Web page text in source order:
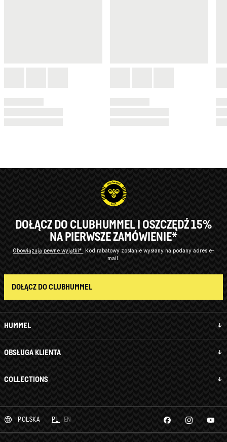
HUMMEL
OBSŁUGA KLIENTA
COLLECTIONS
DOŁĄCZ DO CLUBHUMMEL I OSZCZĘDŹ 15%
NA PIERWSZE ZAMÓWIENIE*
Obowiązują pewne wyjątki* Kod rabatowy zostanie wysłany na podany adres e-
mail.
DOŁĄCZ DO CLUBHUMMEL
POLSKA PL EN